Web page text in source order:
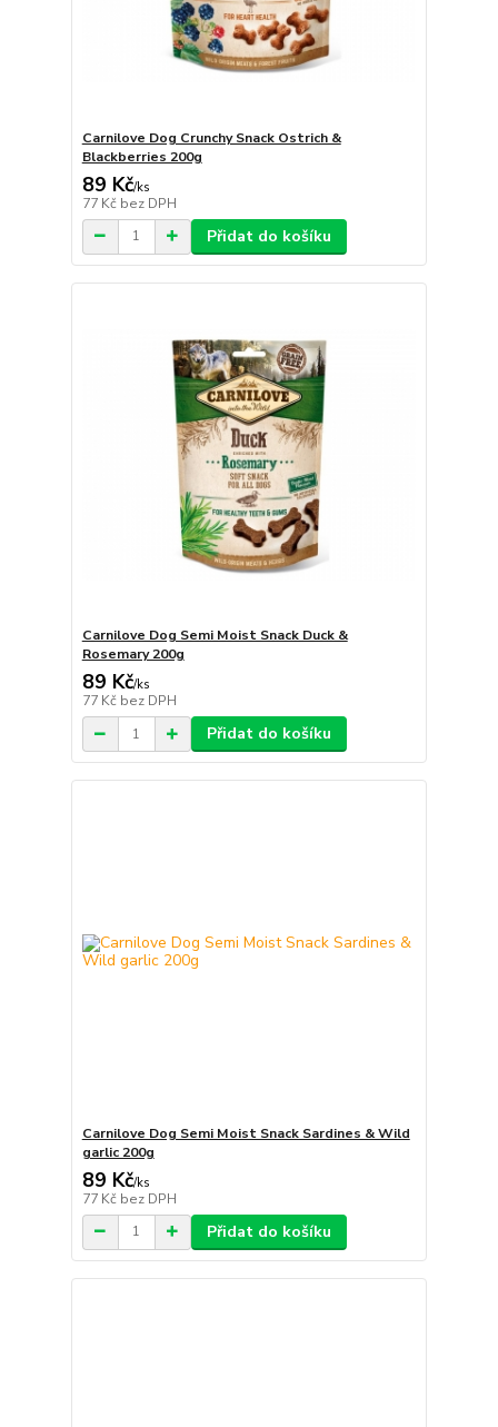
Carnilove Dog Crunchy Snack Ostrich &
Blackberries 200g
89 Kč/ks
77 Kč bez DPH
Přidat do košíku
Carnilove Dog Semi Moist Snack Duck &
Rosemary 200g
89 Kč/ks
77 Kč bez DPH
Přidat do košíku
Carnilove Dog Semi Moist Snack Sardines & Wild
garlic 200g
89 Kč/ks
77 Kč bez DPH
Přidat do košíku